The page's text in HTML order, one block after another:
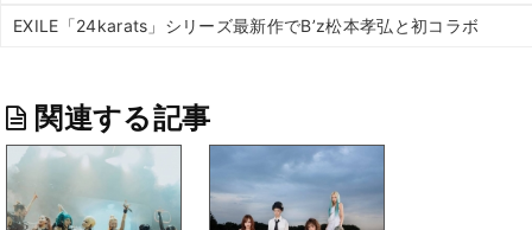
EXILE「24karats」シリーズ最新作でB’z松本孝弘と初コラボ
関連する記事